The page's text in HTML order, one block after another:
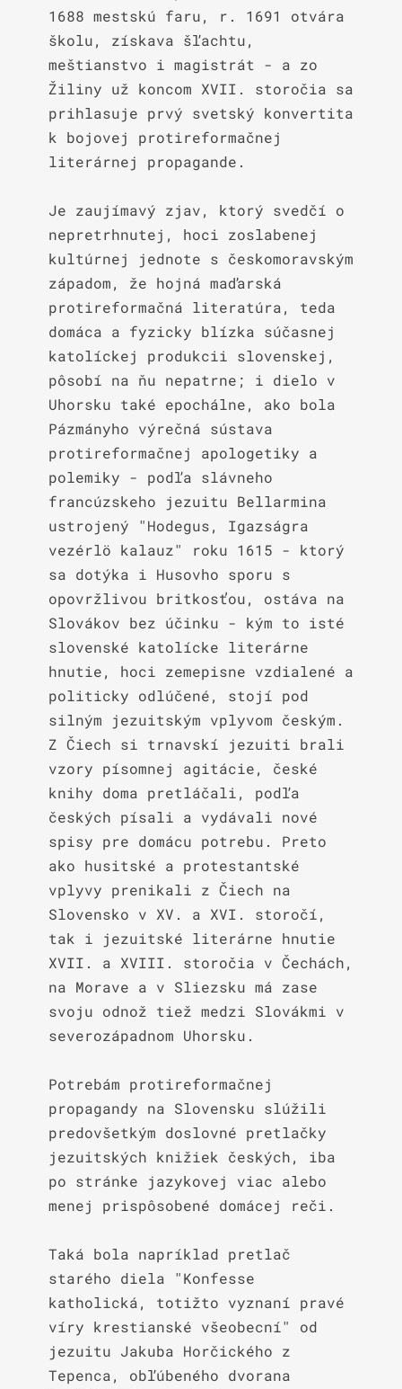
1688 mestskú faru, r. 1691 otvára
školu, získava šľachtu,
meštianstvo i magistrát - a zo
Žiliny už koncom XVII. storočia sa
prihlasuje prvý svetský konvertita
k bojovej protireformačnej
literárnej propagande.
Je zaujímavý zjav, ktorý svedčí o
nepretrhnutej, hoci zoslabenej
kultúrnej jednote s českomoravským
západom, že hojná maďarská
protireformačná literatúra, teda
domáca a fyzicky blízka súčasnej
katolíckej produkcii slovenskej,
pôsobí na ňu nepatrne; i dielo v
Uhorsku také epochálne, ako bola
Pázmányho výrečná sústava
protireformačnej apologetiky a
polemiky - podľa slávneho
francúzskeho jezuitu Bellarmina
ustrojený "Hodegus, Igazságra
vezérlö kalauz" roku 1615 - ktorý
sa dotýka i Husovho sporu s
opovržlivou britkosťou, ostáva na
Slovákov bez účinku - kým to isté
slovenské katolícke literárne
hnutie, hoci zemepisne vzdialené a
politicky odlúčené, stojí pod
silným jezuitským vplyvom českým.
Z Čiech si trnavskí jezuiti brali
vzory písomnej agitácie, české
knihy doma pretláčali, podľa
českých písali a vydávali nové
spisy pre domácu potrebu. Preto
ako husitské a protestantské
vplyvy prenikali z Čiech na
Slovensko v XV. a XVI. storočí,
tak i jezuitské literárne hnutie
XVII. a XVIII. storočia v Čechách,
na Morave a v Sliezsku má zase
svoju odnož tiež medzi Slovákmi v
severozápadnom Uhorsku.
Potrebám protireformačnej
propagandy na Slovensku slúžili
predovšetkým doslovné pretlačky
jezuitských knižiek českých, iba
po stránke jazykovej viac alebo
menej prispôsobené domácej reči.
Taká bola napríklad pretlač
starého diela "Konfesse
katholická, totižto vyznaní pravé
víry krestianské všeobecní" od
jezuitu Jakuba Horčického z
Tepenca, obľúbeného dvorana